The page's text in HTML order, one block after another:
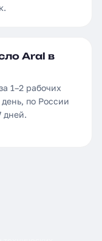
Aral в
1–2 рабочих
по России
дней.